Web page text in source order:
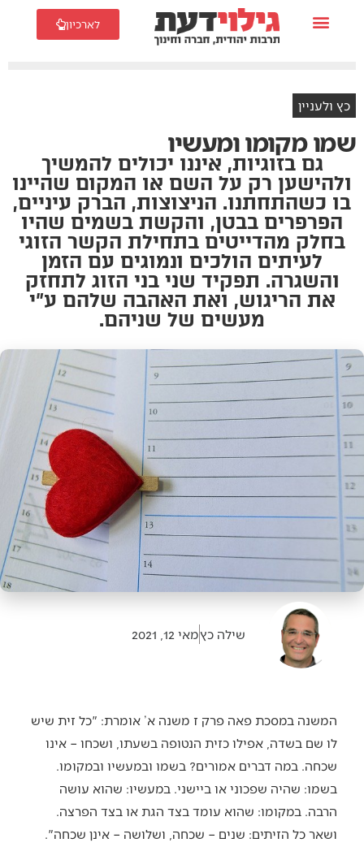
לארכיון
כץ ולעניין
שמו מקומו ומעשיו
גם בזוגיות, איננו יכולים להמשיך
ולהישען רק על השם או המקום שהיינו
בו כשהתחתנו. הניצוצות, הברק עיניים,
הפרפרים בבטן, והקשת בשמים שהיו
בחלק מהדייטים בתחילת הקשר הזוגי
לעיתים הולכים ונמוגים עם הזמן
והשגרה. תפקיד שני בני הזוג לתחזק
את הריגוש, ואת האהבה שלהם ע”י
מעשים של שניהם.
שילה כץמאי 12, 2021
המשנה במסכת פאה פרק ז משנה א’ אומרת: "כל זית שיש
לו שם בשדה, אפילו כזית הנטופה בשעתו, ושכחו – אינו
שכחה. במה דברים אמורים? בשמו ובמעשיו ובמקומו.
בשמו: שהיה שפכוני או ביישני. במעשיו: שהוא עושה
הרבה. במקומו: שהוא עומד בצד הגת או בצד הפרצה.
ושאר כל הזיתים: שנים – שכחה, ושלושה – אינן שכחה".